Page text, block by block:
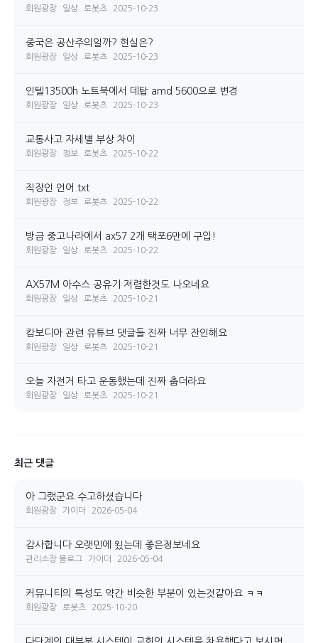
회원광장 일상 로봇츠 2025-10-23
중국은 공산주의일까? 현실은?
회원광장 일상 로봇츠 2025-10-23
인텔13500h 노트북에서 데탑 amd 5600으로 변경
회원광장 일상 로봇츠 2025-10-23
교통사고 자세별 부상 차이
회원광장 정보 로봇츠 2025-10-22
직장인 언어.txt
회원광장 정보 로봇츠 2025-10-22
방금 중고나라에서 ax57 2개 택포6만에 구입!
회원광장 일상 로봇츠 2025-10-22
AX57M 아수스 공유기 저렴한것도 나오네요
회원광장 일상 로봇츠 2025-10-21
캄보디아 관련 유튜브 댓글들 진짜 너무 잔인해요
회원광장 일상 로봇츠 2025-10-21
오늘 자전거 타고 운동했는데 진짜 춥더라요
회원광장 일상 로봇츠 2025-10-21
최근 댓글
아 그랬군요 수고하셨습니다
회원광장 가이더 2026-05-04
감사합니다 오랫민에 욌는데 좋은정보네요
관리소장 블로그 가이더 2026-05-04
커뮤니티의 특성도 약간 비슷한 부분이 있는것같아요 ㅋㅋ
회원광장 로봇츠 2025-10-20